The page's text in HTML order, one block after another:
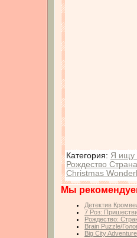
Категория: Я ищу
Рождество
Christmas
Мы
Детектив
7 Роз:
Рождество:
Brain Puzzle/
Big City